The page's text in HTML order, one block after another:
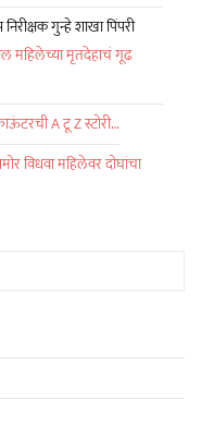
गुन्हे शाखा पिंपरी
महिलेच्या मृतदेहाचं गूढ
A टू Z स्टोरी…
विधवा महिलेवर दोघांचा